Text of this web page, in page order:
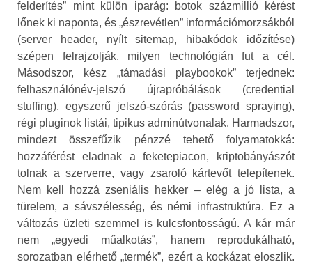
felderítés” mint külön iparág: botok százmillió kérést
lőnek ki naponta, és „észrevétlen” információmorzsákból
(server header, nyílt sitemap, hibakódok időzítése)
szépen felrajzolják, milyen technológián fut a cél.
Másodszor, kész „támadási playbookok” terjednek:
felhasználónév‑jelszó újrapróbálások (credential
stuffing), egyszerű jelszó‑szórás (password spraying),
régi pluginok listái, tipikus adminútvonalak. Harmadszor,
mindezt összefűzik pénzzé tehető folyamatokká:
hozzáférést eladnak a feketepiacon, kriptobányászót
tolnak a szerverre, vagy zsaroló kártevőt telepítenek.
Nem kell hozzá zseniális hekker – elég a jó lista, a
türelem, a sávszélesség, és némi infrastruktúra. Ez a
változás üzleti szemmel is kulcsfontosságú. A kár már
nem „egyedi műalkotás”, hanem reprodukálható,
sorozatban elérhető „termék”, ezért a kockázat eloszlik.